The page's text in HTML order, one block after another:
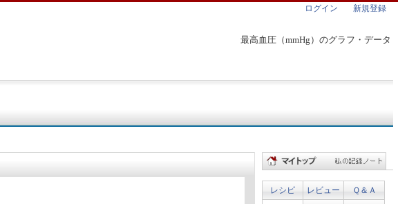
最高血圧（mmHg）のグラフ・データ
ログイン 新規登録
レシピ レビュー
Ｑ＆Ａ